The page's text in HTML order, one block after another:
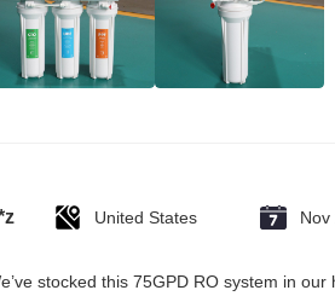
United States Nov
stocked this 75GPD RO system in